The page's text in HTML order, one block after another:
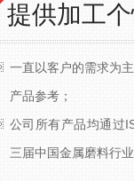
提供加工
一直以客户的需求为
产品参考；
公司所有产品均通过
三届中国金属磨料行